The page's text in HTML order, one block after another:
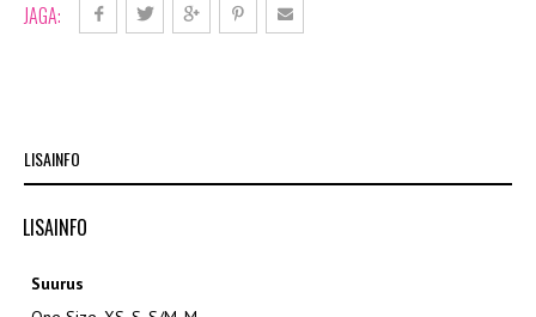
JAGA:
LISAINFO
LISAINFO
Suurus